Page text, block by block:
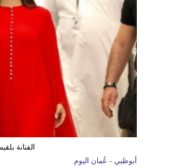
الفنانة
أبوظبي - عُمان اليوم